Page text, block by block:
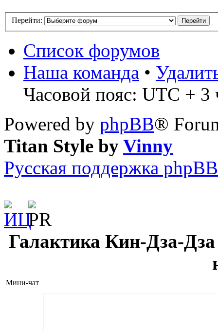
Перейти:
Список форумов
Наша команда •
Часовой пояс: UTC + 3
Powered by phpBB®
Titan Style by Vinny
Русская поддержка phpBB
Галактика Кин-Дза-Дза
Мини-чат